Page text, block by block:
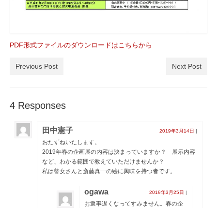
PDF形式ファイルのダウンロードはこちらから
Previous Post Next Post
4 Responses
田中憲子 2019年3月14日
おたずねいたします。
2019年春の企画展の内容は決まっていますか？ 展示内容
など、わかる範囲で教えていただけませんか？
私は瞽女さんと斎藤真一の絵に興味を持つ者です。
ogawa 2019年3月25日
お返事遅くなってすみません。春の企